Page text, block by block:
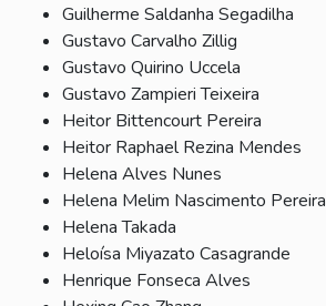
Guilherme Saldanha Segadilha
Gustavo Carvalho Zillig
Gustavo Quirino Uccela
Gustavo Zampieri Teixeira
Heitor Bittencourt Pereira
Heitor Raphael Rezina Mendes
Helena Alves Nunes
Helena Melim Nascimento Pereira
Helena Takada
Heloísa Miyazato Casagrande
Henrique Fonseca Alves